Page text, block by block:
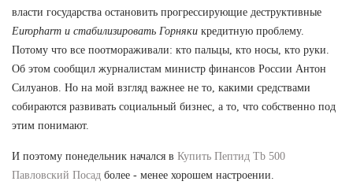
власти государства остановить прогрессирующие деструктивные
Europharm и стабилизировать Горняки кредитную проблему.
Потому что все поотмораживали: кто пальцы, кто носы, кто руки.
Об этом сообщил журналистам министр финансов России Антон
Силуанов. Но на мой взгляд важнее не то, какими средствами
собираются развивать социальный бизнес, а то, что собственно под
этим понимают.
И поэтому понедельник начался в Купить Пептид Tb 500
Павловский Посад более - менее хорошем настроении.